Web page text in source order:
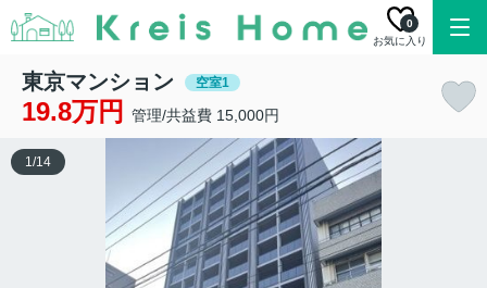
お気に入り
0
東京マンション 空室1
19.8万円 管理/共益費 15,000円
1/14